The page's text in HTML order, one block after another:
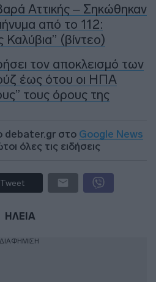
Αττικής – Σηκώθηκαν
από το 112:
(βίντεο)
τον αποκλεισμό των
έως ότου οι ΗΠΑ
τους όρους της
debater.gr στο Google News
όλες τις ειδήσεις
Tweet
ΗΛΕΙΑ
ΔΙΑΦΗΜΙΣΗ